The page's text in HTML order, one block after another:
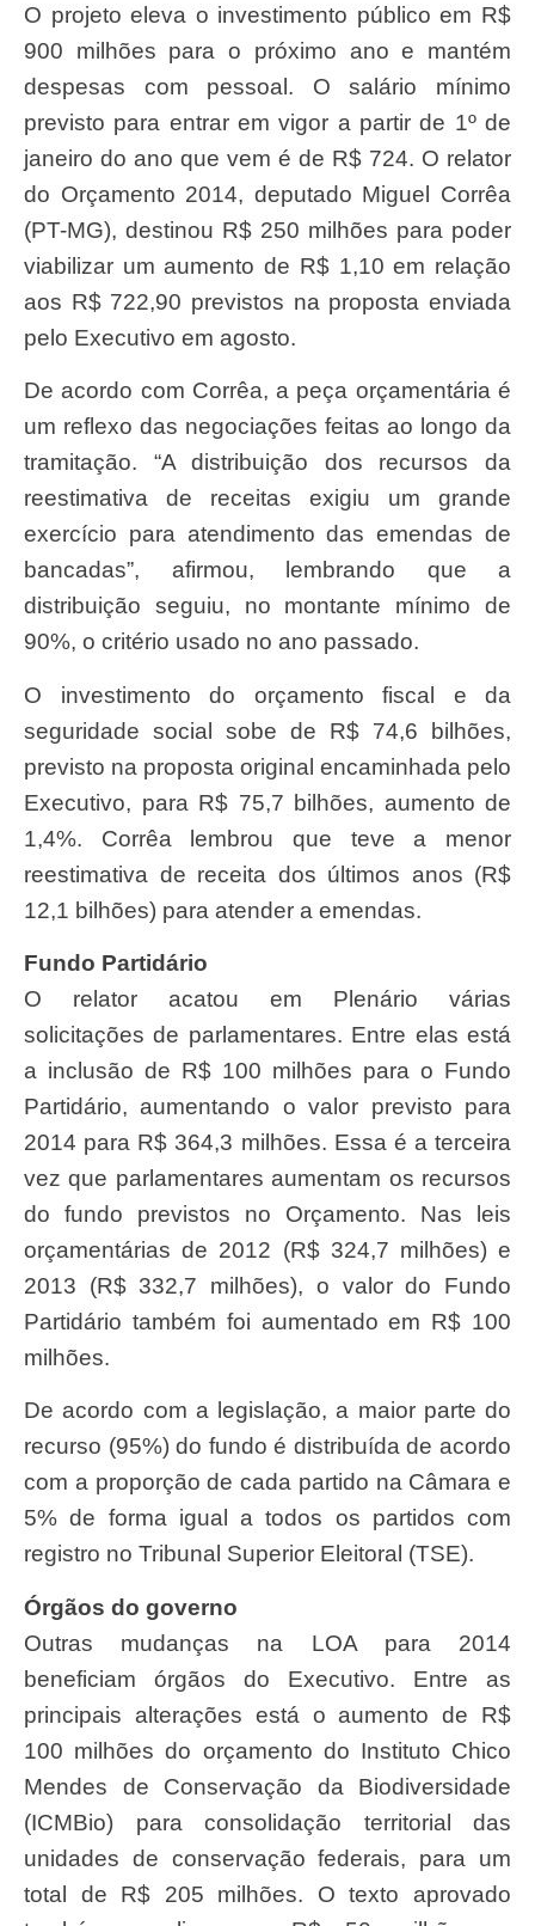
O projeto eleva o investimento público em R$
900 milhões para o próximo ano e mantém
despesas com pessoal. O salário mínimo
previsto para entrar em vigor a partir de 1º de
janeiro do ano que vem é de R$ 724. O relator
do Orçamento 2014, deputado Miguel Corrêa
(PT-MG), destinou R$ 250 milhões para poder
viabilizar um aumento de R$ 1,10 em relação
aos R$ 722,90 previstos na proposta enviada
pelo Executivo em agosto.
De acordo com Corrêa, a peça orçamentária é
um reflexo das negociações feitas ao longo da
tramitação. “A distribuição dos recursos da
reestimativa de receitas exigiu um grande
exercício para atendimento das emendas de
bancadas”, afirmou, lembrando que a
distribuição seguiu, no montante mínimo de
90%, o critério usado no ano passado.
O investimento do orçamento fiscal e da
seguridade social sobe de R$ 74,6 bilhões,
previsto na proposta original encaminhada pelo
Executivo, para R$ 75,7 bilhões, aumento de
1,4%. Corrêa lembrou que teve a menor
reestimativa de receita dos últimos anos (R$
12,1 bilhões) para atender a emendas.
Fundo Partidário
O relator acatou em Plenário várias
solicitações de parlamentares. Entre elas está
a inclusão de R$ 100 milhões para o Fundo
Partidário, aumentando o valor previsto para
2014 para R$ 364,3 milhões. Essa é a terceira
vez que parlamentares aumentam os recursos
do fundo previstos no Orçamento. Nas leis
orçamentárias de 2012 (R$ 324,7 milhões) e
2013 (R$ 332,7 milhões), o valor do Fundo
Partidário também foi aumentado em R$ 100
milhões.
De acordo com a legislação, a maior parte do
recurso (95%) do fundo é distribuída de acordo
com a proporção de cada partido na Câmara e
5% de forma igual a todos os partidos com
registro no Tribunal Superior Eleitoral (TSE).
Órgãos do governo
Outras mudanças na LOApara 2014
beneficiam órgãos do Executivo. Entre as
principais alterações está o aumento de R$
100 milhões do orçamento do Instituto Chico
Mendes de Conservação da Biodiversidade
(ICMBio) para consolidação territorial das
unidades de conservação federais, para um
total de R$ 205 milhões. O texto aprovado